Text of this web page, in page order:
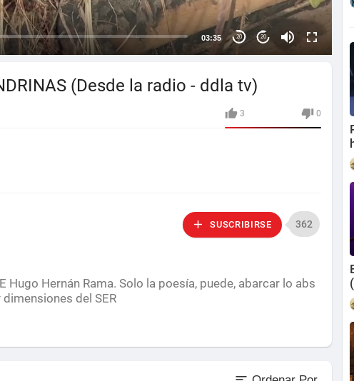
03:35 20 20
(Desde la radio - ddla tv)
3 0
SUSCRIBIRSE 362
Hugo Hernán Rama. Solo la poesía, puede, abarcar lo abs
del SER